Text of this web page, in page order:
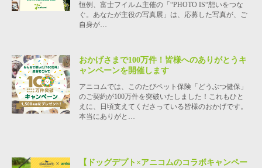
恒例、富士フイルム主催の「“PHOTO IS“想いをつな
ぐ。あなたが主役の写真展」は、応募した写真が、ご
自身が…
おかげさまで100万件！皆様へのありがとうキ
ャンペーンを開催します
アニコムでは、このたびペット保険「どうぶつ健保」
のご契約が100万件を突破いたしました！これもひと
えに、日頃支えてくださっている皆様のおかげです。
本当にありがと…
【ドッグデプト×アニコムのコラボキャンペー